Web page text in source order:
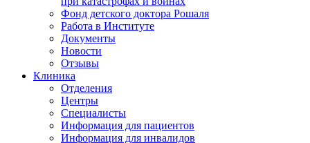
Фонд детского доктора Рошаля
Работа в Институте
Документы
Новости
Отзывы
Клиника
Отделения
Центры
Специалисты
Информация для пациентов
Информация для инвалидов